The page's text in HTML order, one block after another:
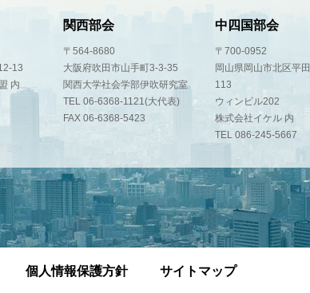
13
内
関西部会
〒564-8680
大阪府吹田市山手町3-3-35
関西大学社会学部伊吹研究室
TEL 06-6368-1121(大代表)
FAX 06-6368-5423
中四国部会
〒700-0952
岡山県岡山市北区平
113
ウィンビル202
株式会社イケル 内
TEL 086-245-5667
個人情報保護方針 サイトマップ